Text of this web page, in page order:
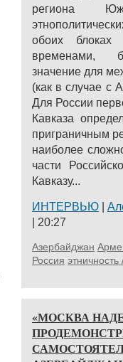
региона
обоих
временами,
значение для
(как в случае с
Для России
Кавказа
приграничным
наиболее
части
Кавказу...
ИНТЕРВЬЮ
| 20:27
Азербайджан
Россия этничность
«МОСКВА